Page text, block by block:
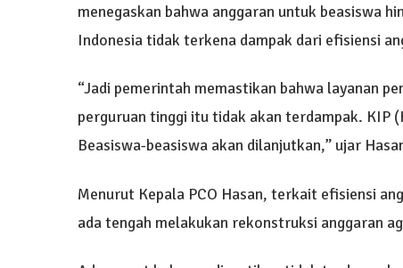
menegaskan bahwa anggaran untuk beasiswa
Indonesia tidak terkena dampak dari efisiensi
“Jadi pemerintah memastikan bahwa layanan
perguruan tinggi itu tidak akan terdampak. KIP
Beasiswa-beasiswa akan dilanjutkan,” ujar
Menurut Kepala PCO Hasan, terkait efisiensi
ada tengah melakukan rekonstruksi anggaran